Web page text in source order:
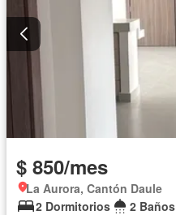
$ 850/mes
La Aurora, Cantón Daule
2 Dormitorios
2 Baños